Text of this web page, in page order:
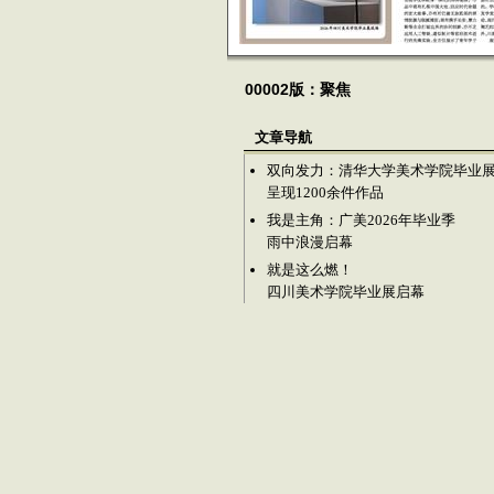
00002版：聚焦
文章导航
双向发力：清华大学美术学院毕业
呈现1200余件作品
我是主角：广美2026年毕业季
雨中浪漫启幕
就是这么燃！
四川美术学院毕业展启幕